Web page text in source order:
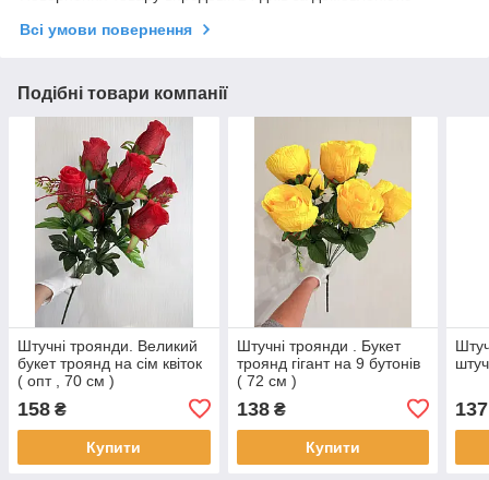
Всі умови повернення
Подібні товари компанії
Штучні троянди. Великий
букет троянд на сім квіток
( опт , 70 см )
158 ₴
Купити
Штучні троянди . Букет
троянд гігант на 9 бутонів
( 72 см )
138₴
Купити
137